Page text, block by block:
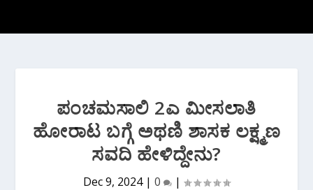
ಪಂಚಮಸಾಲಿ 2ಎ ಮೀಸಲಾತಿ
ಹೋರಾಟ ಬಗ್ಗೆ ಅಥಣಿ ಶಾಸಕ‌ ಲಕ್ಷ್ಮಣ
ಸವದಿ ಹೇಳಿದ್ದೇನು?
Dec 9, 2024| 0 |